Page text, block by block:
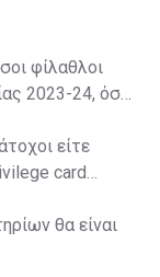
φίλαθλοι
2023-24, όσο
είτε
card
θα είναι